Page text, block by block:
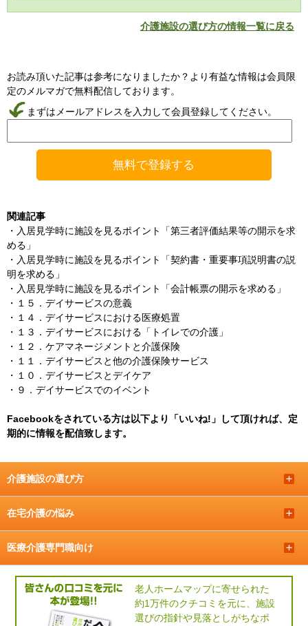
介護施設の選び方の情報一覧に戻る
お読み頂いた記事は参考になりましたか？より有益な情報は会員限
定のメルマガで無料配信しております。
まずはメールアドレスを入力して会員登録してください。
関連記事
・ 入居見学時に施設を見るポイント「第三者評価結果等の開示を求
める」
・ 入居見学時に施設を見るポイント「契約書・重要事項説明書の説
明を求める」
・ 入居見学時に施設を見るポイント「会計帳票の開示を求める」
・ １５．デイサービスの意義
・ １４．デイサービスにおける医療処置
・ １３．デイサービスにおける「トイレでの介護」
・ １２．ケアマネージメントと介護保険
・ １１．デイサービスと他の介護保険サービス
・ １０．デイサービスとデイケア
・ ９．デイサービスでのイベント
Facebookをされている方は以下より「いいね!」して頂ければ、定
期的に情報を配信致します。
介護施設の選び方
在宅介護の悩み
医療介護専門職向け
老人ホームマップに寄せられた
約1万件のクチコミを元に、施設
選びの指針や見落としがちなポ